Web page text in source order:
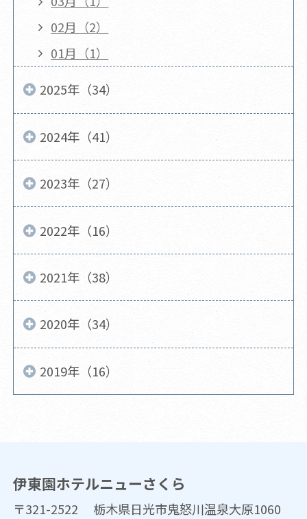
02月（2）
01月（1）
2025年（34）
2024年（41）
2023年（27）
2022年（16）
2021年（38）
2020年（34）
2019年（16）
伊東園ホテルニューさくら
〒321-2522 栃木県日光市鬼怒川温泉大原1060